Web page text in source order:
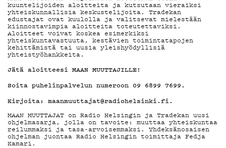
G LIVELAB
TIETOSUOJA
KIRJAUDU SISÄÄN
kuuntelijoiden aloitteita ja kutsutaan vieraiksi
yhteiskunnallisia keskustelijoita. Tradekan
edustajat ovat kuulolla ja valitsevat mielestään
kiinnostavimpia aloitteita toteutettaviksi.
Aloitteet voivat koskea esimerkiksi
yhteiskuntavastuuta, kestävien toimintatapojen
kehittämistä tai uusia yleishyödyllisiä
yhteistyöhankkeita.
Jätä aloitteesi MAAN MUUTTAJILLE!
Soita puhelinpalvelun numeroon 09 6899 7699.
Kirjoita: maanmuuttajat@radiohelsinki.fi.
MAAN MUUTTAJAT on Radio Helsingin ja Tradekan uusi
ohjelmasarja, jolla on tavoite: muuttaa yhteiskuntaa
reilummaksi ja tasa-arvoisemmaksi. Yhdeksänosaisen
ohjelman juontaa Radio Helsingin toimittaja Fedja
Kamari.